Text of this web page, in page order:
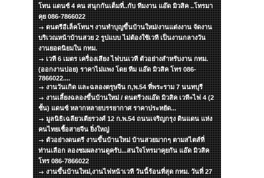
โทน แดนซ์ 4 คน สนุกกันเต็มที่..กับ ทีมงาน แอ๊ด มิวสิค ..โทรมา
คุย 086-7866022
ดนตรีอีเล็คโทนฯ งานทำบุญขึ้นบ้านใหม่/งานแต่งงาน จัดงาน
บริเวณหน้าบ้านสวย 2 รูปแบบ ไม่ต้องใช้เวที เป็นงานกลางวัน
งานยอดนิยมใน กทม.
เวที 6 เมตร เครื่องเสียง ไฟบนเวที ตัวอย่างสำหรับงาน กทม.
(ออกงานบ่อย) ราคาไม่แพง โดย ทีม แอ๊ด มิวสิค โทร 086-
7866022....
งานวันเกิด และฉลองตรุษจีน ก,พ.54 ที่พระราม 7 นนทบุรี
งานเลี้ยงฉลองขึ้นบ้านใหม่ / ดนตรีวงแอ๊ด มิวสิค เวที+ไฟ 4 (2
ชั้น) แดนซ์ หลากหลายบรรยากาศ ราคาประหยัด...
มูลนิธิเฉลียวเตียรวงศ์ 12 ก.พ.54 ถนนเจริญกรุง ดินแดน แห่ง
คนไทยเชื้อสายจีน ยิ่งใหญ่
ตัวอย่างดนตรี งานขึ้นบ้านใหม่ บ้านสวยมากๆ ตามสไตส์ที่
ท่านเลือก ลองชมผลงานดูครับ...สนใจโทรมาคุยกัน แอ๊ด มิวสิค
โทร 086-7866022
งานขึ้นบ้านใหม่,งานไฟหน้าเวที วันนี้ร้อนที่สุด กทม. วันที่ 27